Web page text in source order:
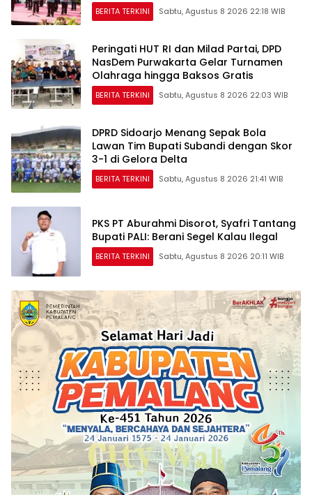
BERITA TERKINI Sabtu, Agustus 8 2026 22:18 WIB
Peringati HUT RI dan Milad Partai, DPD
NasDem Purwakarta Gelar Turnamen
Olahraga hingga Baksos Gratis
BERITA TERKINI Sabtu, Agustus 8 2026 22:03 WIB
DPRD Sidoarjo Menang Sepak Bola
Lawan Tim Bupati Subandi dengan Skor
3-1 di Gelora Delta
BERITA TERKINI Sabtu, Agustus 8 2026 21:41 WIB
PKS PT Aburahmi Disorot, Syafri Tantang
Bupati PALI: Berani Segel Kalau Ilegal
BERITA TERKINI Sabtu, Agustus 8 2026 20:11 WIB